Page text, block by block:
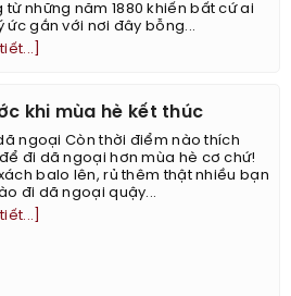
từ những năm 1880 khiến bất cứ ai
ức gắn với nơi đây bỗng...
khi mùa hè kết thúc
ngoại Còn thời điểm nào thích
đi dã ngoại hơn mùa hè cơ chứ!
balo lên, rủ thêm thật nhiều bạn
đi dã ngoại quậy...